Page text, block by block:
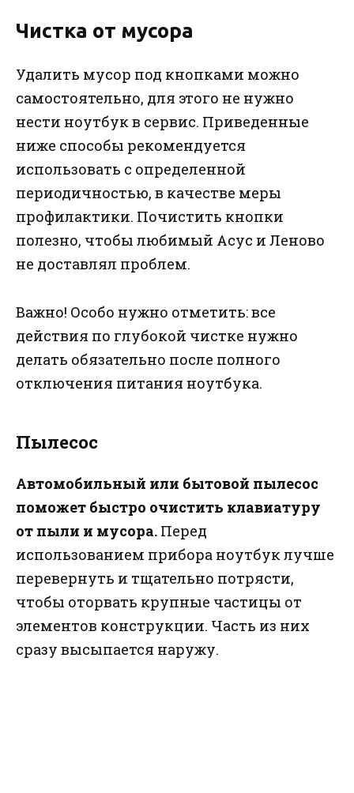
Чистка от мусора
Удалить мусор под кнопками можно
самостоятельно, для этого не нужно
нести ноутбук в сервис. Приведенные
ниже способы рекомендуется
использовать с определенной
периодичностью, в качестве меры
профилактики. Почистить кнопки
полезно, чтобы любимый Асус и Леново
не доставлял проблем.
Важно! Особо нужно отметить: все
действия по глубокой чистке нужно
делать обязательно после полного
отключения питания ноутбука.
Пылесос
Автомобильный или бытовой пылесос
поможет быстро очистить клавиатуру
от пыли и мусора. Перед
использованием прибора ноутбук лучше
перевернуть и тщательно потрясти,
чтобы оторвать крупные частицы от
элементов конструкции. Часть из них
сразу высыпается наружу.